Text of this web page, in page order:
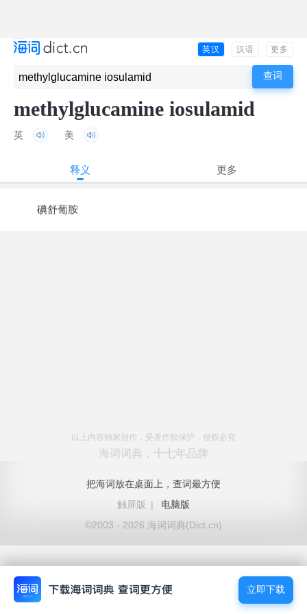
英汉 汉语 更多
methylglucamine iosulamid
英 美
释义 更多
碘舒葡胺
以上内容独家创作，受著作权保护，侵权必究
海词词典，十七年品牌
把海词放在桌面上，查词最方便
触屏版
|
电脑版
©2003 - 2026 海词词典(Dict.cn)
立即下载
立即下载